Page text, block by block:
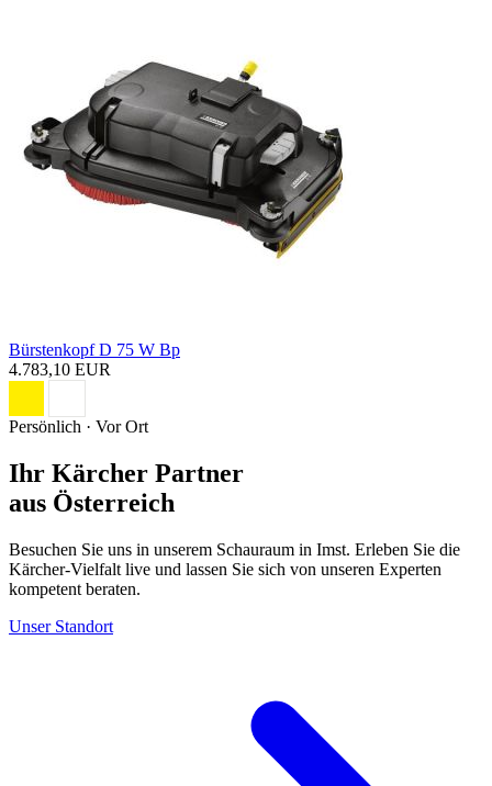
Bürstenkopf D 75 W Bp
4.783,10 EUR
Persönlich · Vor Ort
Ihr Kärcher Partner
aus Österreich
Besuchen Sie uns in unserem Schauraum in Imst. Erleben Sie die
Kärcher-Vielfalt live und lassen Sie sich von unseren Experten
kompetent beraten.
Unser Standort